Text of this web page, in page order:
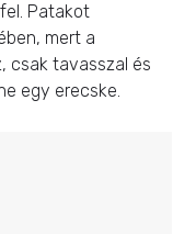
Patakot
mert a
csak tavasszal és
egy erecske.